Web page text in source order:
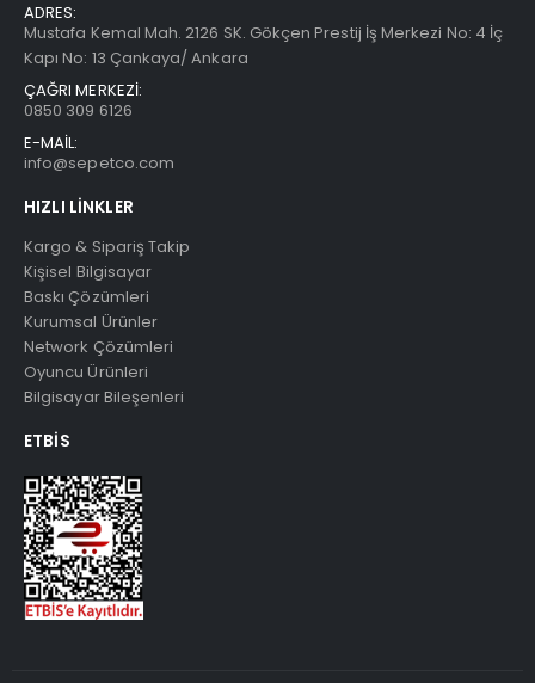
ADRES:
Mustafa Kemal Mah. 2126 SK. Gökçen Prestij İş Merkezi No: 4 İç
Kapı No: 13 Çankaya/ Ankara
ÇAĞRI MERKEZİ:
0850 309 6126
E-MAİL:
info@sepetco.com
HIZLI LINKLER
Kargo & Sipariş Takip
Kişisel Bilgisayar
Baskı Çözümleri
Kurumsal Ürünler
Network Çözümleri
Oyuncu Ürünleri
Bilgisayar Bileşenleri
ETBIS